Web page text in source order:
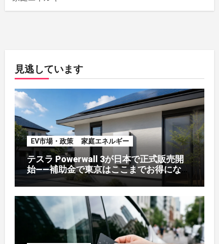
見逃しています
EV市場・政策 家庭エネルギー
テスラ Powerwall 3が日本で正式販売開
始——補助金で東京はここまでお得になる
【2026年8月最新】